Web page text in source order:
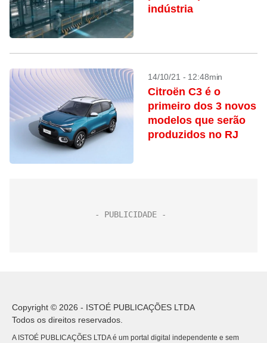
indústria
14/10/21 - 12:48min
Citroën C3 é o
primeiro dos 3 novos
modelos que serão
produzidos no RJ
Copyright © 2026 - ISTOÉ PUBLICAÇÕES LTDA
Todos os direitos reservados.
A ISTOÉ PUBLICAÇÕES LTDA é um portal digital independente e sem